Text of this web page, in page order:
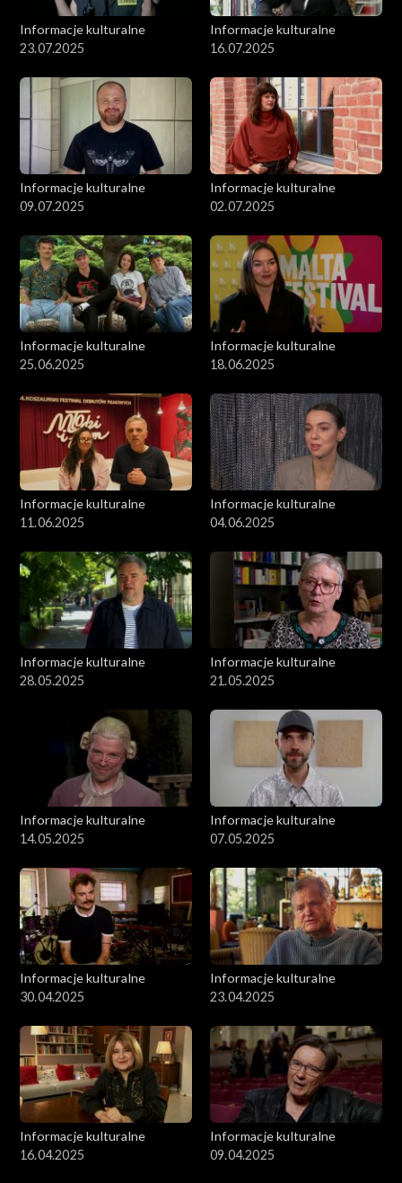
Informacje kulturalne
23.07.2025
Informacje kulturalne
16.07.2025
Informacje kulturalne
09.07.2025
Informacje kulturalne
02.07.2025
Informacje kulturalne
25.06.2025
Informacje kulturalne
18.06.2025
Informacje kulturalne
11.06.2025
Informacje kulturalne
04.06.2025
Informacje kulturalne
28.05.2025
Informacje kulturalne
21.05.2025
Informacje kulturalne
14.05.2025
Informacje kulturalne
07.05.2025
Informacje kulturalne
30.04.2025
Informacje kulturalne
23.04.2025
Informacje kulturalne
16.04.2025
Informacje kulturalne
09.04.2025